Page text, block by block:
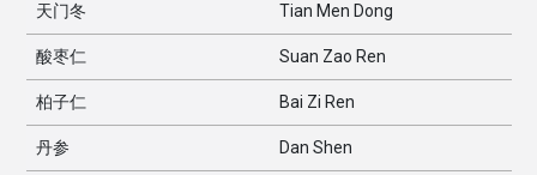
天门冬 Tian Men Dong
酸枣仁 Suan Zao Ren
柏子仁 Bai Zi Ren
丹参 Dan Shen